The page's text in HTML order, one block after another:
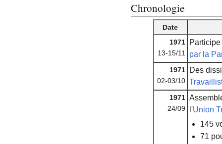
Chronologie
Date
1971
13-15/11 par la
1971
02-03/10
Des
1971
24/09
l'Union
145
71